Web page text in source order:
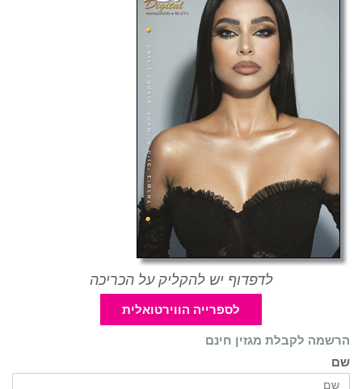
לדפדוף יש להקליק על הכריכה
לספרייה הווירטואלית
הרשמה לקבלת מגזין חינם
שם